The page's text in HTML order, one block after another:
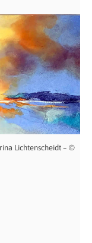
Lichtenscheidt – ©